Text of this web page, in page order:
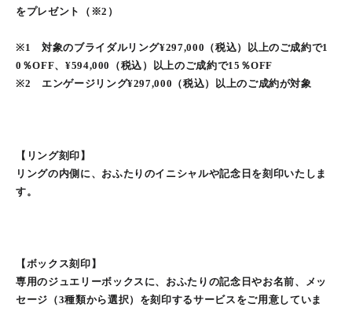
をプレゼント（※2）
※1 対象のブライダルリング¥297,000（税込）以上のご成約で1
0％OFF、¥594,000（税込）以上のご成約で15％OFF
※2 エンゲージリング¥297,000（税込）以上のご成約が対象
【リング刻印】
リングの内側に、おふたりのイニシャルや記念日を刻印いたしま
す。
【ボックス刻印】
専用のジュエリーボックスに、おふたりの記念日やお名前、メッ
セージ（3種類から選択）を刻印するサービスをご用意していま